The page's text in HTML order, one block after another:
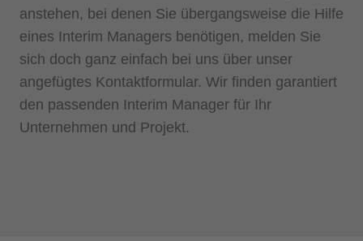
anstehen, bei denen Sie übergangsweise die Hilfe
eines Interim Managers benötigen, melden Sie
sich doch ganz einfach bei uns über unser
angefügtes Kontaktformular. Wir finden garantiert
den passenden Interim Manager für Ihr
Unternehmen und Projekt.